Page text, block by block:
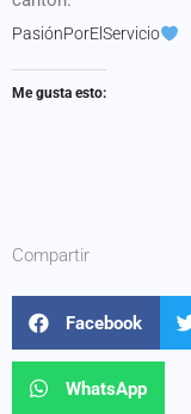
PasiónPorElServicio
Me gusta esto:
Compartir
Facebook
WhatsApp